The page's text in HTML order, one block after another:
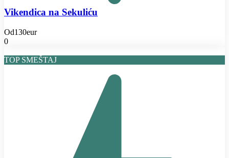
Vikendica na Sekuliću
Od130eur
0
TOP SMEŠTAJ